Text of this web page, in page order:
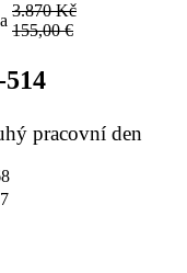
3.870 Kč
155,00 €
pracovní den